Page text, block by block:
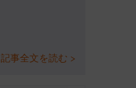
記事全文を読む >